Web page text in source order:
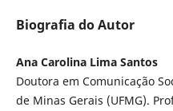
Biografia do Autor
Ana Carolina Lima Santos
Doutora em Comunicação
de Minas Gerais (UFMG).